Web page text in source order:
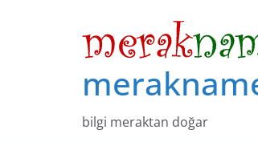
bilgi meraktan doğar